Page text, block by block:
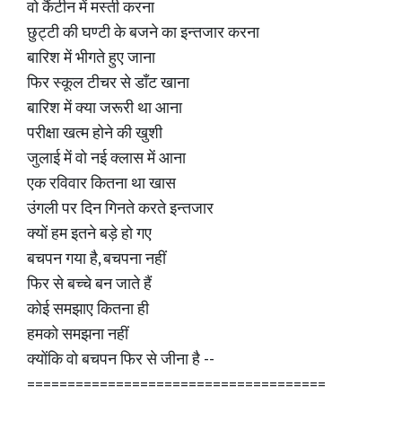
वो कैंटीन में मस्ती करना
छुट्टी की घण्टी के बजने का इन्तजार करना
बारिश में भीगते हुए जाना
फिर स्कूल टीचर से डाँट खाना
बारिश में क्या जरूरी था आना
परीक्षा खत्म होने की खुशी
जुलाई में वो नई क्लास में आना
एक रविवार कितना था खास
उंगली पर दिन गिनते करते इन्तजार
क्यों हम इतने बड़े हो गए
बचपन गया है, बचपना नहीं
फिर से बच्चे बन जाते हैं
कोई समझाए कितना ही
हमको समझना नहीं
क्योंकि वो बचपन फिर से जीना है --
=====================================